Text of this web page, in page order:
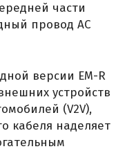
части
провод AC
версии EM-R
устройств
(V2V),
кабеля наделяет